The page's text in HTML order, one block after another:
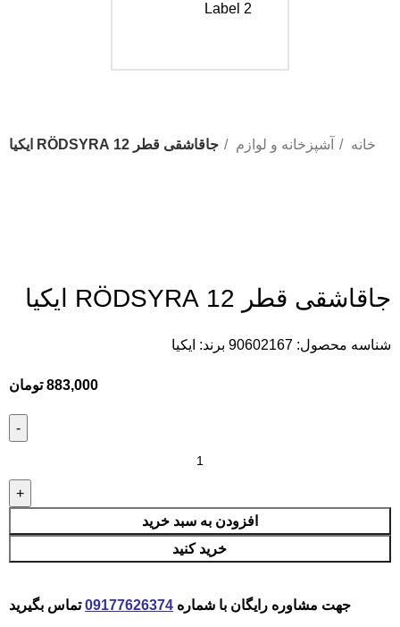
Label 2
خانه آشپزخانه و لوازم جاقاشقی قطر 12 RÖDSYRA ایکیا
جاقاشقی قطر 12 RÖDSYRA ایکیا
شناسه محصول:90602167 برند: ایکیا
883,000 تومان
افزودن به سبد خرید
خرید کنید
جهت مشاوره رایگان با شماره 09177626374تماس بگیرید